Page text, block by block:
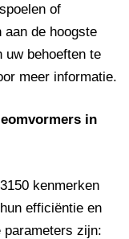
of
aan de hoogste
uw behoeften te
meer informatie.
in
kenmerken
efficiëntie en
zijn: